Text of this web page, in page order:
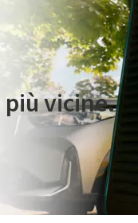
On The Road
vicine.